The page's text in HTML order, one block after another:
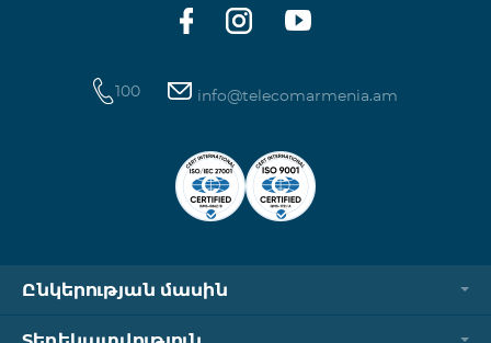
100 info@telecomarmenia.am
Ընկերության մասին